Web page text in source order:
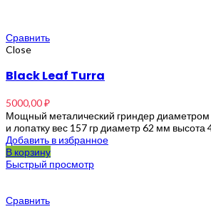
Сравнить
Close
Black Leaf Turra
5000,00₽
Мощный металический гриндер диаметром
и лопатку вес 157 гр диаметр 62 мм высота
Добавить в избранное
В корзину
Быстрый просмотр
Сравнить